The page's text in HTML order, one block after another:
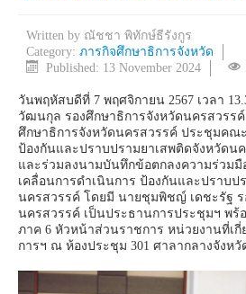
Written by ณัชชา พิทักษ์ธีรังกูร
Category: ภารกิจศึกษาธิการจังหวัด
Published: 13 November 2024
วันพฤหัสบดีที่ 7 พฤศจิกายน 2567 เวลา
วัฒนกุล รองศึกษาธิการจังหวัดนครสวรร
ศึกษาธิการจังหวัดนครสวรรค์ ประชุมคณ
ป้องกันและปราบปรามยาเสพติดจังหวัดนค
และร่วมลงนามบันทึกข้อตกลงความร่วมมื
เคลื่อนการดำเนินการ ป้องกันและปราบป
นครสวรรค์ โดยมี นายชุมพิชญ์ เดชะรัฐ ร
นครสวรรค์ เป็นประธานการประชุมฯ พร้
ภาค 6 หัวหน้าส่วนราชการ หน่วยงานที่เ
การฯ ณ ห้องประชุม 301 ศาลากลางจังห